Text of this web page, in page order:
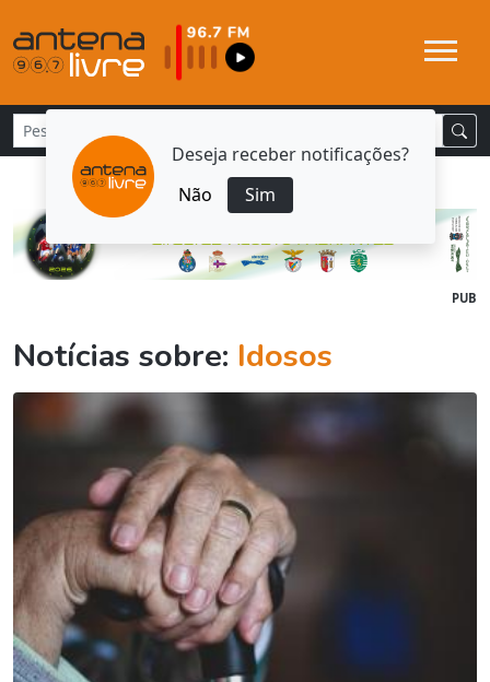
Deseja receber notificações?
Não
Sim
PUB
Notícias sobre: Idosos